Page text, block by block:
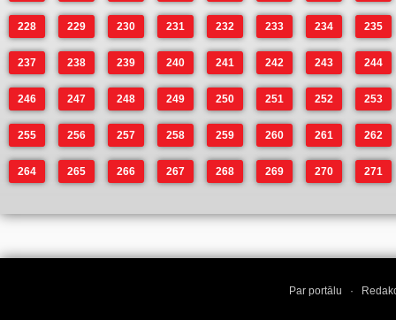
228 229 230 231 232 233 234 235
237 238 239 240 241 242 243 244
246 247 248 249 250 251 252 253
255 256 257 258 259 260 261 262
264 265 266 267 268 269 270 271
Par portālu ·